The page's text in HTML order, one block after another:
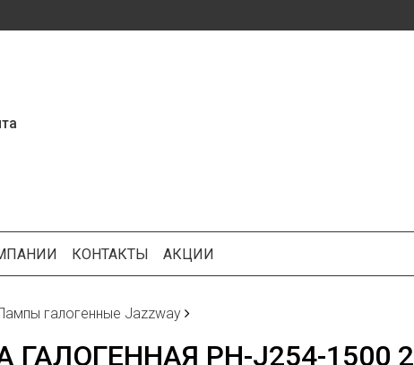
КОНТАКТЫ АКЦИИ
галогенные Jazzway
PH-J254-1500